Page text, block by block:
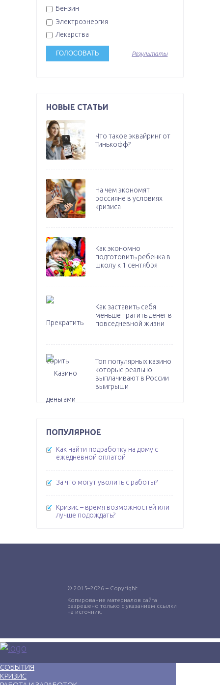
Бензин
Электроэнергия
Лекарства
Результаты
НОВЫЕ СТАТЬИ
Что такое эквайринг от
Тинькофф?
На чем экономят
россияне в условиях
кризиса
Как экономно
подготовить ребенка в
школу к 1 сентября
Как заставить себя
меньше тратить денег в
повседневной жизни
Топ популярных казино
которые реально
выплачивают в России
выигрыши
ПОПУЛЯРНОЕ
Как найти подработку на дому с
ежедневной оплатой
За что могут уволить с работы?
Кризис – время возможностей или
лучше подождать?
© 2015–2026 – Copyright
Копирование материалов сайта
разрешено только с указанием ссылки
на источник.
СОБЫТИЯ
КРИЗИС